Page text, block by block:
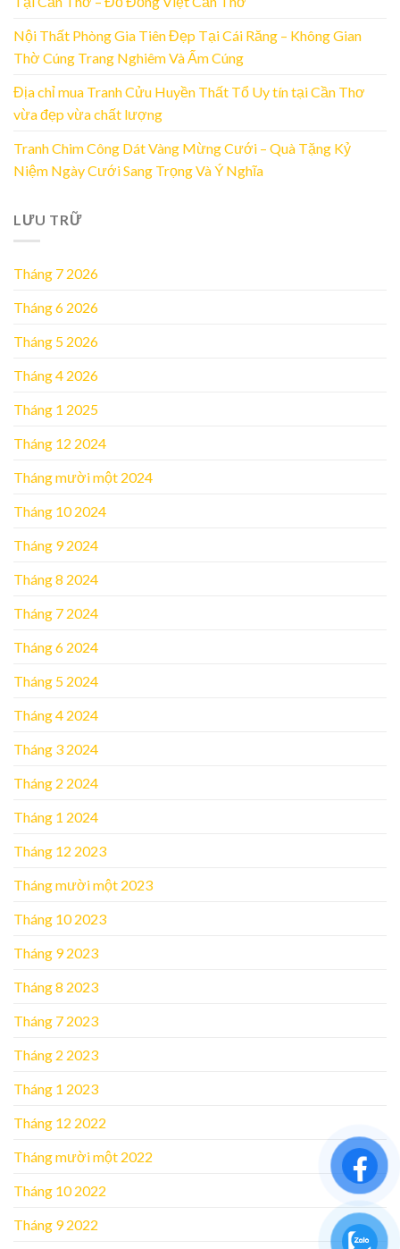
Nội Thất Phòng Gia Tiên Đẹp Tại Cái Răng – Không Gian
Thờ Cúng Trang Nghiêm Và Ấm Cúng
Địa chỉ mua Tranh Cửu Huyền Thất Tổ Uy tín tại Cần Thơ
vừa đẹp vừa chất lượng
Tranh Chim Công Dát Vàng Mừng Cưới – Quà Tặng Kỷ
Niệm Ngày Cưới Sang Trọng Và Ý Nghĩa
LƯU TRỮ
Tháng 7 2026
Tháng 6 2026
Tháng 5 2026
Tháng 4 2026
Tháng 1 2025
Tháng 12 2024
Tháng mười một 2024
Tháng 10 2024
Tháng 9 2024
Tháng 8 2024
Tháng 7 2024
Tháng 6 2024
Tháng 5 2024
Tháng 4 2024
Tháng 3 2024
Tháng 2 2024
Tháng 1 2024
Tháng 12 2023
Tháng mười một 2023
Tháng 10 2023
Tháng 9 2023
Tháng 8 2023
Tháng 7 2023
Tháng 2 2023
Tháng 1 2023
Tháng 12 2022
Tháng mười một 2022
Tháng 10 2022
Tháng 9 2022